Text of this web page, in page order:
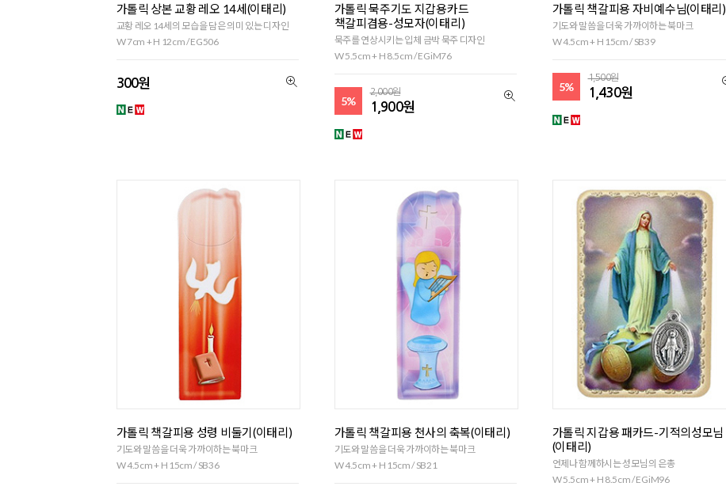
가톨릭 상본 교황 레오 14세(이태리)
교황 레오 14세의 모습을 담은 의미 있는 디자인
W 7cm + H 12cm / EG506
300원
가톨릭 묵주기도 지갑용카드
책갈피겸용-성모자(이태리)
묵주를 연상시키는 입체 금박 묵주 디자인
W 5.5cm + H 8.5cm / EGiM76
5%
2,000원
1,900원
가톨릭 책갈피용 자비예수님(이태리)
기도와 말씀을 더욱 가까이하는 북마크
W 4.5cm + H 15cm / SB39
5%
1,500원
1,430원
가톨릭 책갈피용 성령 비둘기(이태리)
기도와 말씀을 더욱 가까이하는 북마크
W 4.5cm + H 15cm / SB36
가톨릭 책갈피용 천사의 축복(이태리)
기도와 말씀을 더욱 가까이하는 북마크
W 4.5cm + H 15cm / SB21
가톨릭 지갑용 패카드-기적의성모님
(이태리)
언제나 함께하시는 성모님의 은총
W 5.5cm + H 8.5cm / EGiM96